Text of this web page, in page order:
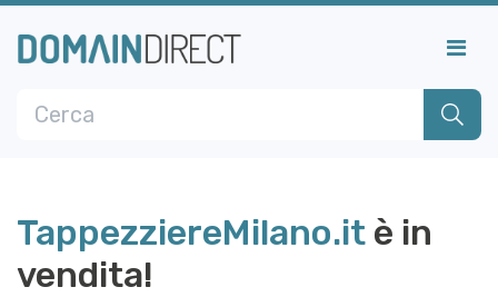
TappezziereMilano.it è in
vendita!